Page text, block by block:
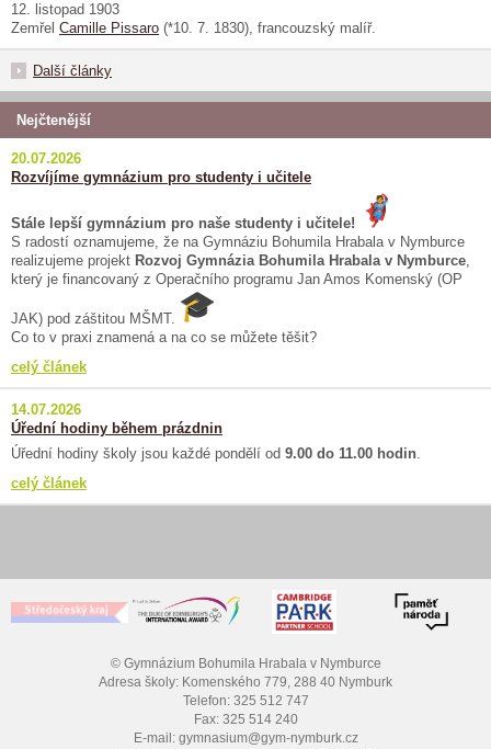
12. listopad 1903
Zemřel Camille Pissaro (*10. 7. 1830), francouzský malíř.
Další články
Nejčtenější
20.07.2026
Rozvíjíme gymnázium pro studenty i učitele
Stále lepší gymnázium pro naše studenty i učitele!
S radostí oznamujeme, že na Gymnáziu Bohumila Hrabala v Nymburce
realizujeme projekt Rozvoj Gymnázia Bohumila Hrabala v Nymburce,
který je financovaný z Operačního programu Jan Amos Komenský (OP
JAK) pod záštitou MŠMT.
Co to v praxi znamená a na co se můžete těšit?
celý článek
14.07.2026
Úřední hodiny během prázdnin
Úřední hodiny školy jsou každé pondělí od 9.00 do 11.00 hodin.
celý článek
© Gymnázium Bohumila Hrabala v Nymburce
Adresa školy: Komenského 779, 288 40 Nymburk
Telefon: 325 512 747
Fax: 325 514 240
E-mail: gymnasium@gym-nymburk.cz